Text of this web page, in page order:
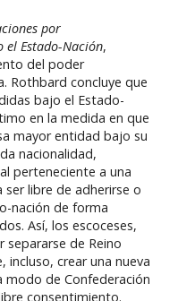
por
el Estado-Nación,
del poder
Rothbard concluye que
bajo el Estado-
en la medida en que
mayor entidad bajo su
nacionalidad,
perteneciente a una
libre de adherirse o
nación de forma
Así, los escoceses,
de Reino
incluso, crear una nueva
de Confederación
consentimiento.